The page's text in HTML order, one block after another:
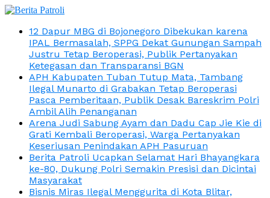
12 Dapur MBG di Bojonegoro Dibekukan karena
IPAL Bermasalah, SPPG Dekat Gunungan Sampah
Justru Tetap Beroperasi, Publik Pertanyakan
Ketegasan dan Transparansi BGN
APH Kabupaten Tuban Tutup Mata, Tambang
Ilegal Munarto di Grabakan Tetap Beroperasi
Pasca Pemberitaan, Publik Desak Bareskrim Polri
Ambil Alih Penanganan
Arena Judi Sabung Ayam dan Dadu Cap Jie Kie di
Grati Kembali Beroperasi, Warga Pertanyakan
Keseriusan Penindakan APH Pasuruan
Berita Patroli Ucapkan Selamat Hari Bhayangkara
ke-80, Dukung Polri Semakin Presisi dan Dicintai
Masyarakat
Bisnis Miras Ilegal Menggurita di Kota Blitar,